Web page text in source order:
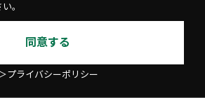
。
同意する
プライバシーポリシー